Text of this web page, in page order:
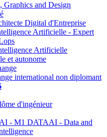
Graphics and Design
Digital d'Entreprise
Artificielle - Expert
Artificielle
et autonome
international non diplomant
d'ingénieur
- M1 DATAAI - Data and